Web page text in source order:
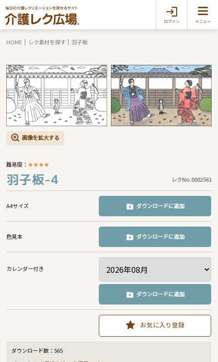
ログイン メニュー
HOME レク素材を探す 羽子板
画像を拡大する
難易度：★★★★
羽子板-4 レクNo.0002561
A4サイズ ダウンロードに追加
色見本 ダウンロードに追加
カレンダー付き
ダウンロードに追加
お気に入り登録
ダウンロード数： 565